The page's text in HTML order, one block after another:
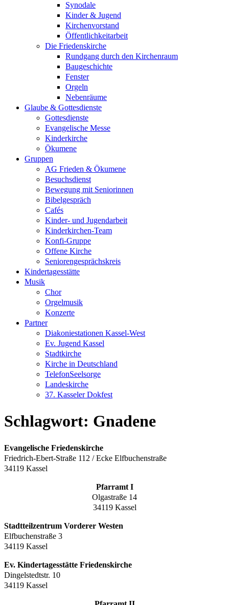
Synodale
Kinder & Jugend
Kirchenvorstand
Öffentlichkeitarbeit
Die Friedenskirche
Rundgang durch den Kirchenraum
Baugeschichte
Fenster
Orgeln
Nebenräume
Glaube & Gottesdienste
Gottesdienste
Evangelische Messe
Kinderkirche
Ökumene
Gruppen
AG Frieden & Ökumene
Besuchsdienst
Bewegung mit Seniorinnen
Bibelgespräch
Cafés
Kinder- und Jugendarbeit
Kinderkirchen-Team
Konfi-Gruppe
Offene Kirche
Seniorengesprächskreis
Kindertagesstätte
Musik
Chor
Orgelmusik
Konzerte
Partner
Diakoniestationen Kassel-West
Ev. Jugend Kassel
Stadtkirche
Kirche in Deutschland
TelefonSeelsorge
Landeskirche
37. Kasseler Dokfest
Schlagwort: Gnadene
Evangelische Friedenskirche
Friedrich-Ebert-Straße 112 / Ecke Elfbuchenstraße
34119 Kassel
Pfarramt I
Olgastraße 14
34119 Kassel
Stadtteilzentrum Vorderer Westen
Elfbuchenstraße 3
34119 Kassel
Ev. Kindertagesstätte Friedenskirche
Dingelstedtstr. 10
34119 Kassel